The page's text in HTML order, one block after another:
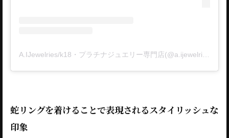
蛇リングを着けることで表現されるスタイリッシュな
印象